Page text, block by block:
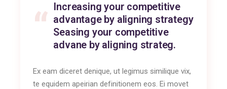
Increasing your competitive
advantage by aligning strategy
Seasing your competitive
advane by aligning strateg.
Ex eam diceret denique, ut legimus similique vix,
te equidem apeirian definitionem eos. Ei movet